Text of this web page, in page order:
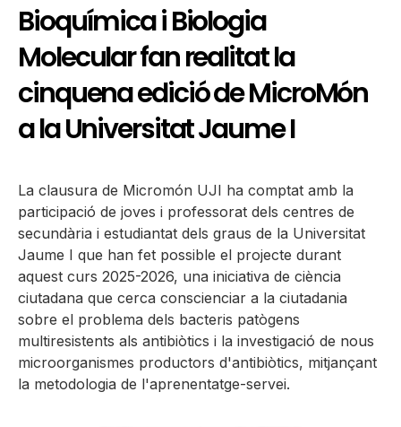
Bioquímica i Biologia
Molecular fan realitat la
cinquena edició de MicroMón
a la Universitat Jaume I
La clausura de Micromón UJI ha comptat amb la
participació de joves i professorat dels centres de
secundària i estudiantat dels graus de la Universitat
Jaume I que han fet possible el projecte durant
aquest curs 2025-2026, una iniciativa de ciència
ciutadana que cerca conscienciar a la ciutadania
sobre el problema dels bacteris patògens
multiresistents als antibiòtics i la investigació de nous
microorganismes productors d'antibiòtics, mitjançant
la metodologia de l'aprenentatge-servei.